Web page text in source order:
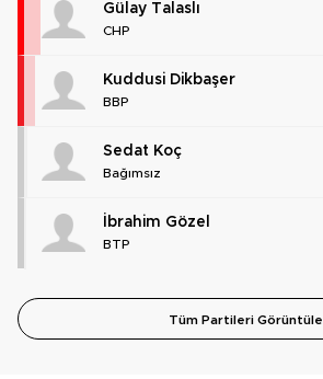
Gülay Talaslı
CHP
Kuddusi Dikbaşer
BBP
Sedat Koç
Bağımsız
İbrahim Gözel
BTP
Tüm Partileri Görüntüle